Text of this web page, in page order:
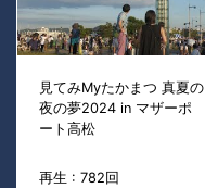
見てみMyたかまつ 真夏の
夜の夢2024 in マザーポ
ート高松
再生 : 782回